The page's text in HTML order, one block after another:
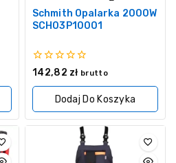
Schmith Opalarka 2000W
SCH03P10001
0
5
142,82 zł brutto
Dodaj Do Koszyka